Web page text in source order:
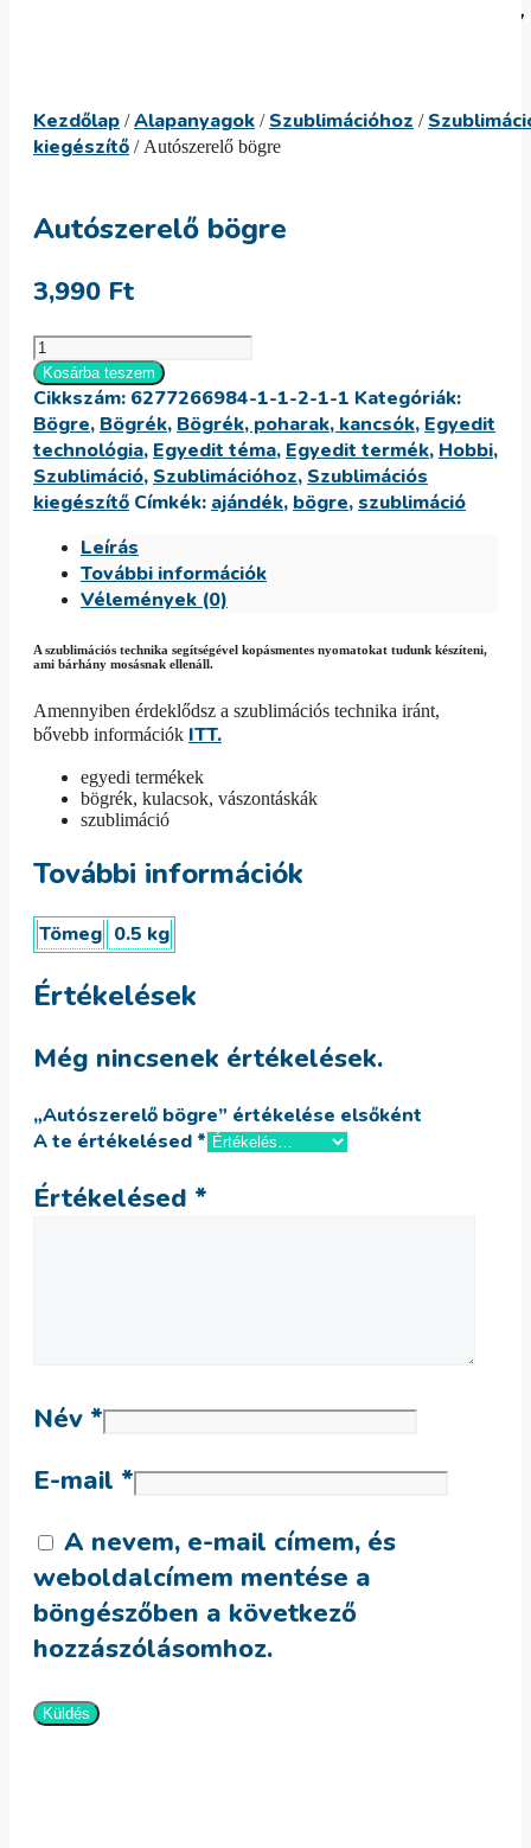
Kezdőlap /Alapanyagok / Szublimációhoz /
kiegészítő / Autószerelő bögre
Autószerelő bögre
3,990 Ft
Autószerelő
bögre
mennyiség
Kosárba teszem
Cikkszám: 6277266984-1-1-2-1-1 Kategóriák:
Bögre, Bögrék, Bögrék, poharak, kancsók, Egyedit
technológia, Egyedit téma, Egyedit termék, Hobbi,
Szublimáció, Szublimációhoz, Szublimációs
kiegészítő Címkék: ajándék, bögre, szublimáció
Leírás
További információk
Vélemények (0)
A szublimációs technika segítségével kopásmentes nyomatokat tudunk készíteni,
ami bárhány mosásnak ellenáll.
Amennyiben érdeklődsz a szublimációs technika iránt,
bővebb információk ITT.
egyedi termékek
bögrék, kulacsok, vászontáskák
szublimáció
További információk
Tömeg 0.5 kg
Értékelések
Még nincsenek értékelések.
„Autószerelő bögre” értékelése elsőként
A te értékelésed *
Értékelésed *
Név *
E-mail *
A nevem, e-mail címem, és
weboldalcímem mentése a
böngészőben a következő
hozzászólásomhoz.